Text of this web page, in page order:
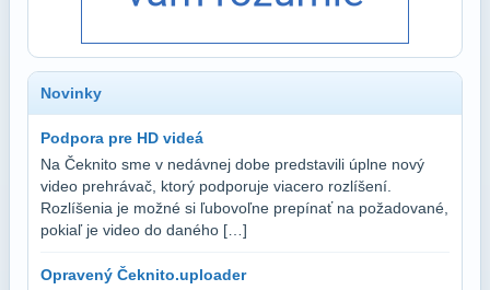
Novinky
Podpora pre HD videá
Na Čeknito sme v nedávnej dobe predstavili úplne nový
video prehrávač, ktorý podporuje viacero rozlíšení.
Rozlíšenia je možné si ľubovoľne prepínať na požadované,
pokiaľ je video do daného […]
Opravený Čeknito.uploader